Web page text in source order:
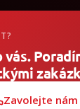
Zavolejte nám